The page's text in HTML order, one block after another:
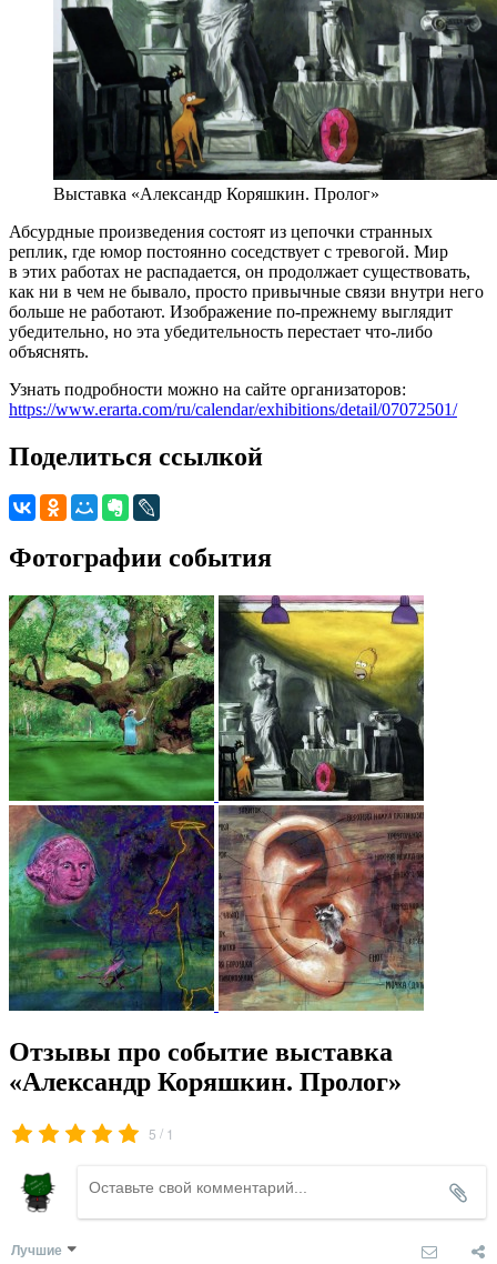
Выставка «Александр Коряшкин. Пролог»
Абсурдные произведения состоят из цепочки странных
реплик, где юмор постоянно соседствует с тревогой. Мир
в этих работах не распадается, он продолжает существовать,
как ни в чем не бывало, просто привычные связи внутри него
больше не работают. Изображение по-прежнему выглядит
убедительно, но эта убедительность перестает что-либо
объяснять.
Узнать подробности можно на сайте организаторов:
https://www.erarta.com/ru/calendar/exhibitions/detail/07072501/
Поделиться ссылкой
Фотографии события
Отзывы про событие выставка
«Александр Коряшкин. Пролог»
5 / 1
Лучшие